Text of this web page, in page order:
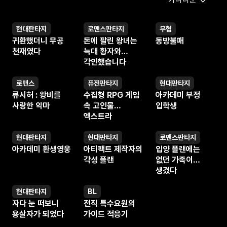
웹소설
현대판타지
귀환했더니 무공
천재였다
웹소설
로맨스판타지
돈에 팔린 왕녀는
늑대 황자와
각인했습니다
웹소설
무협
동방불패
웹소설
로맨스
류시허 : 왕비를
사랑한 악마
웹소설
퓨전판타지
수집형 RPG 게임
속 고인물
엑스트라
웹소설
현대판타지
아카데미 부정
입학생
웹소설
현대판타지
아카데미 환생영웅
웹소설
현대판타지
아티팩트 제작자의
각성 플랜
웹소설
로맨스판타지
입양 플랜에는
없던 가족이
생겼다
웹소설
현대판타지
자다 눈 떠보니
용살자가 되었다
웹소설
BL
전직 특수요원의
가이드 적응기